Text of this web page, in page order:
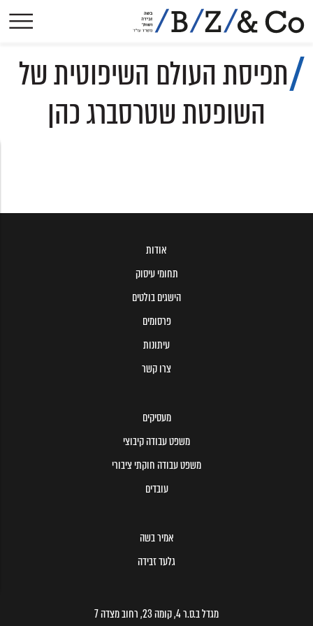
תחומי עיסוק
הישגים בולטים
פסקי-דין
צרו קשר
תפיסת העולם השיפוטית של
השופטת שטרסברג כהן
אודות
תחומי עיסוק
הישגים בולטים
פרסומים
עיתונות
צרו קשר
מעסיקים
משפט עבודה קיבוצי
משפט עבודה חוקתי ציבורי
עובדים
אמיר בשה
גלעד זבידה
מגדל ב.ס.ר 4, קומה 23, רחוב מצדה 7